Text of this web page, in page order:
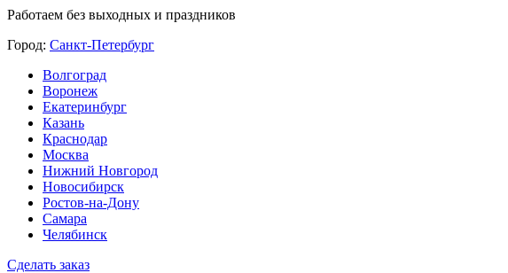
Работаем без выходных и праздников
Город: Санкт-Петербург
Волгоград
Воронеж
Екатеринбург
Казань
Краснодар
Москва
Нижний Новгород
Новосибирск
Ростов-на-Дону
Самара
Челябинск
Сделать заказ